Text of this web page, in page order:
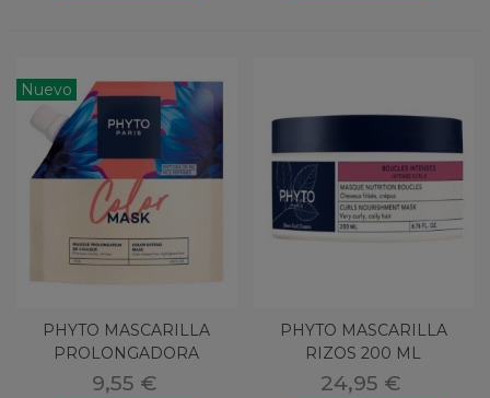
Nuevo
PHYTO MASCARILLA
PROLONGADORA
COLOR 75 ML
9,55 €
PHYTO MASCARILLA
RIZOS 200 ML
24,95 €